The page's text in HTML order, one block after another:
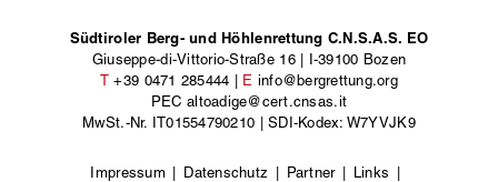
Südtiroler Berg- und Höhlenrettung C.N.S.A.S. EO
Giuseppe-di-Vittorio-Straße 16| I-39100 Bozen
T +39 0471 285444 | E info@bergrettung.org
PEC altoadige@cert.cnsas.it
MwSt.-Nr. IT01554790210 |SDI-Kodex: W7YVJK9
Impressum Datenschutz Partner
Links